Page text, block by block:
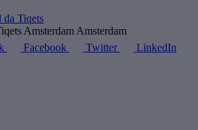
Amsterdam
Facebook Twitter LinkedIn